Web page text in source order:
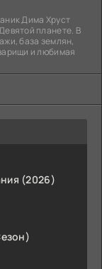
Дима Хруст
планете. В
база землян,
и любимая
(2026)